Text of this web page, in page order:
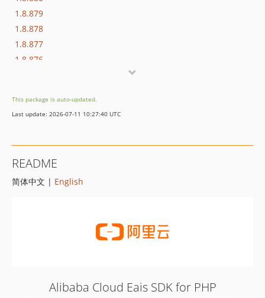
1.8.879
1.8.878
1.8.877
1.8.876
1.8.873
1.8.872
1.8.851
1.8.850
This package is auto-updated.
Last update: 2026-07-11 10:27:40 UTC
README
简体中文 | English
Alibaba Cloud Eais SDK for PHP